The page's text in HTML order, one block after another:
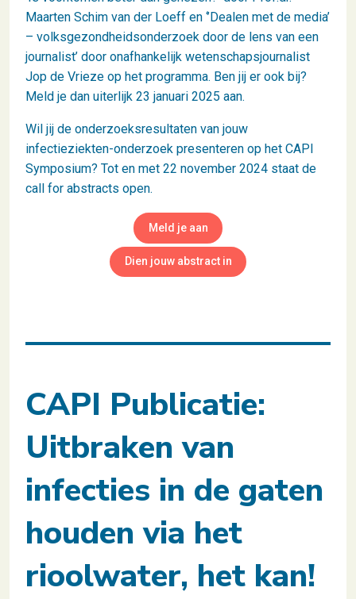
Maarten Schim van der Loeff en ‘’Dealen met de media’
– volksgezondheidsonderzoek door de lens van een
journalist’ door onafhankelijk wetenschapsjournalist
Jop de Vrieze op het programma. Ben jij er ook bij?
Meld je dan uiterlijk 23 januari 2025 aan.
Wil jij de onderzoeksresultaten van jouw
infectieziekten-onderzoek presenteren op het CAPI
Symposium? Tot en met 22 november 2024 staat de
call for abstracts open.
Meld je aan
Dien jouw abstract in
CAPI Publicatie:
Uitbraken van
infecties in de gaten
houden via het
rioolwater, het kan!